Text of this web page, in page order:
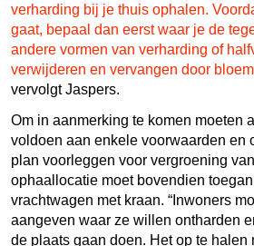
verharding bij je thuis ophalen.
gaat, bepaal dan eerst waar je de
andere vormen van verharding of
verwijderen en vervangen door
vervolgt Jaspers.
Om in aanmerking te komen moeten
voldoen aan enkele voorwaarden en
plan voorleggen voor vergroening
ophaallocatie moet bovendien
vrachtwagen met kraan. “Inwoners
aangeven waar ze willen ontharden
de plaats gaan doen. Het op te halen